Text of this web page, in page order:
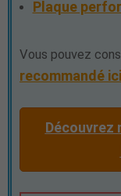
Plaque
Vous pouvez
recommandé ici
Découvrez